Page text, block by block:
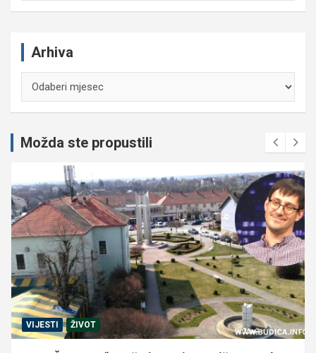
Arhiva
Možda ste propustili
VIJESTI ŽIVOT